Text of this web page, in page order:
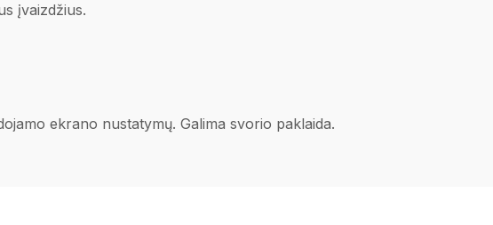
įvaizdžius.
ekrano nustatymų. Galima svorio paklaida.